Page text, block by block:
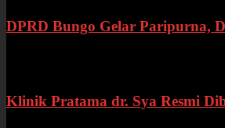
DPRD Bungo Gelar Paripurna,
Klinik Pratama dr. Sya Resmi